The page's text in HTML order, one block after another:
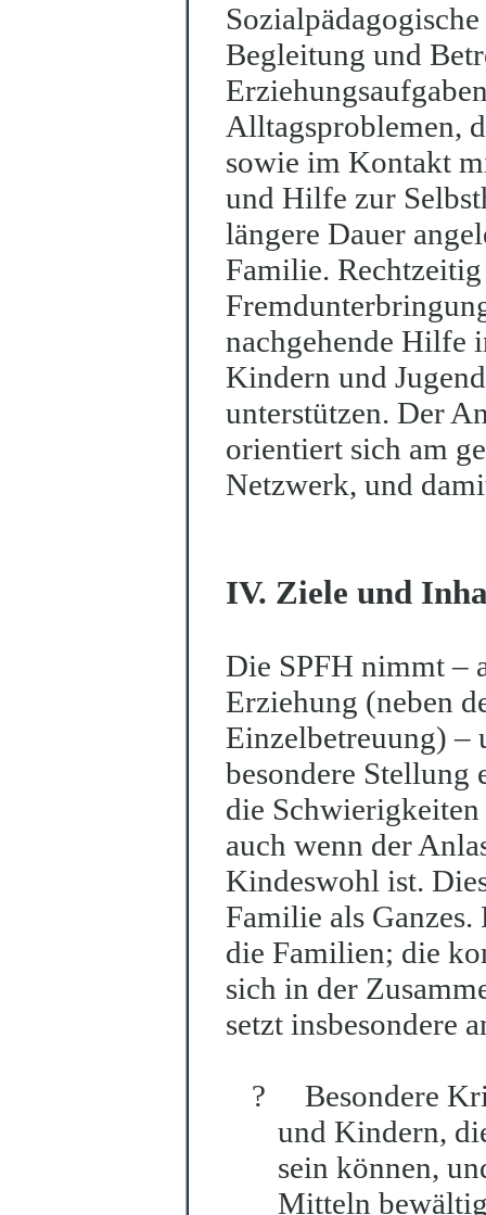
Begleitung und
Alltagsproblemen,
sowie im Kontakt
und Hilfe zur
längere Dauer
Familie.
nachgehende Hilfe
Kindern und
unterstützen. Der
orientiert sich am
Netzwerk, und
IV. Ziele und
Die SPFH nimmt –
Erziehung (neben
Einzelbetreuung) –
besondere Stellung
die
auch wenn der
Kindeswohl ist.
Familie als
die Familien; die
sich in der
setzt insbesondere
?
Besondere
und Kindern,
sein können,
Mitteln